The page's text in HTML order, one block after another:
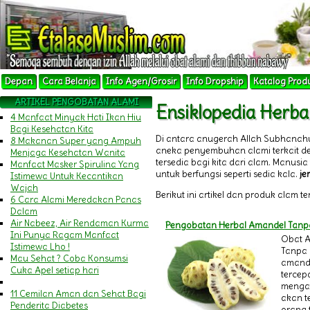
Depan Cara Belanja Info Agen/Grosir Info Dropship
Katalog
ARTIKEL PENGOBATAN ALAMI
4 Manfaat Minyak Hati Ikan Hiu
Bagi Kesehatan Kita
8 Makanan Super yang Ampuh
Menjaga Kesehatan Wanita
Manfaat Masker Spirulina Yang
Istimewa Untuk Kecantikan
Wajah
6 Cara Alami Meredakan Panas
Dalam
Air Nabeez, Air Rendaman Kurma
Ini Punya Ragam Manfaat
Istimewa Lho !
Mau Sehat ? Coba Konsumsi
Cuka Apel setiap hari
11 Cemilan Aman dan Sehat Bagi
Penderita Diabetes
Ensiklopedia
Di antara anugerah Allah
aneka penyembuhan alami terkait
tersedia bagi kita dari alam.
untuk berfungsi seperti sedia kala.
Berikut ini artikel dan produk alam
Pengobatan Herbal Amandel
Obat
Tanpa
akan